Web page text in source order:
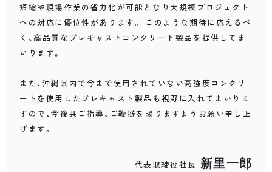
短縮や現場作業の省力化が可能となり大規模プロジェクト
への対応に優位性があります。 このような期待に応えるべ
く、高品質なプレキャストコンクリート製品を提供してま
いります。
また、沖縄県内で今まで使用されていない高強度コンクリ
ートを使用したプレキャスト製品も視野に入れてまいりま
すので、今後共ご指導、ご鞭撻を賜りますようお願い申し上
げます。
代表取締役社長 新里一郎